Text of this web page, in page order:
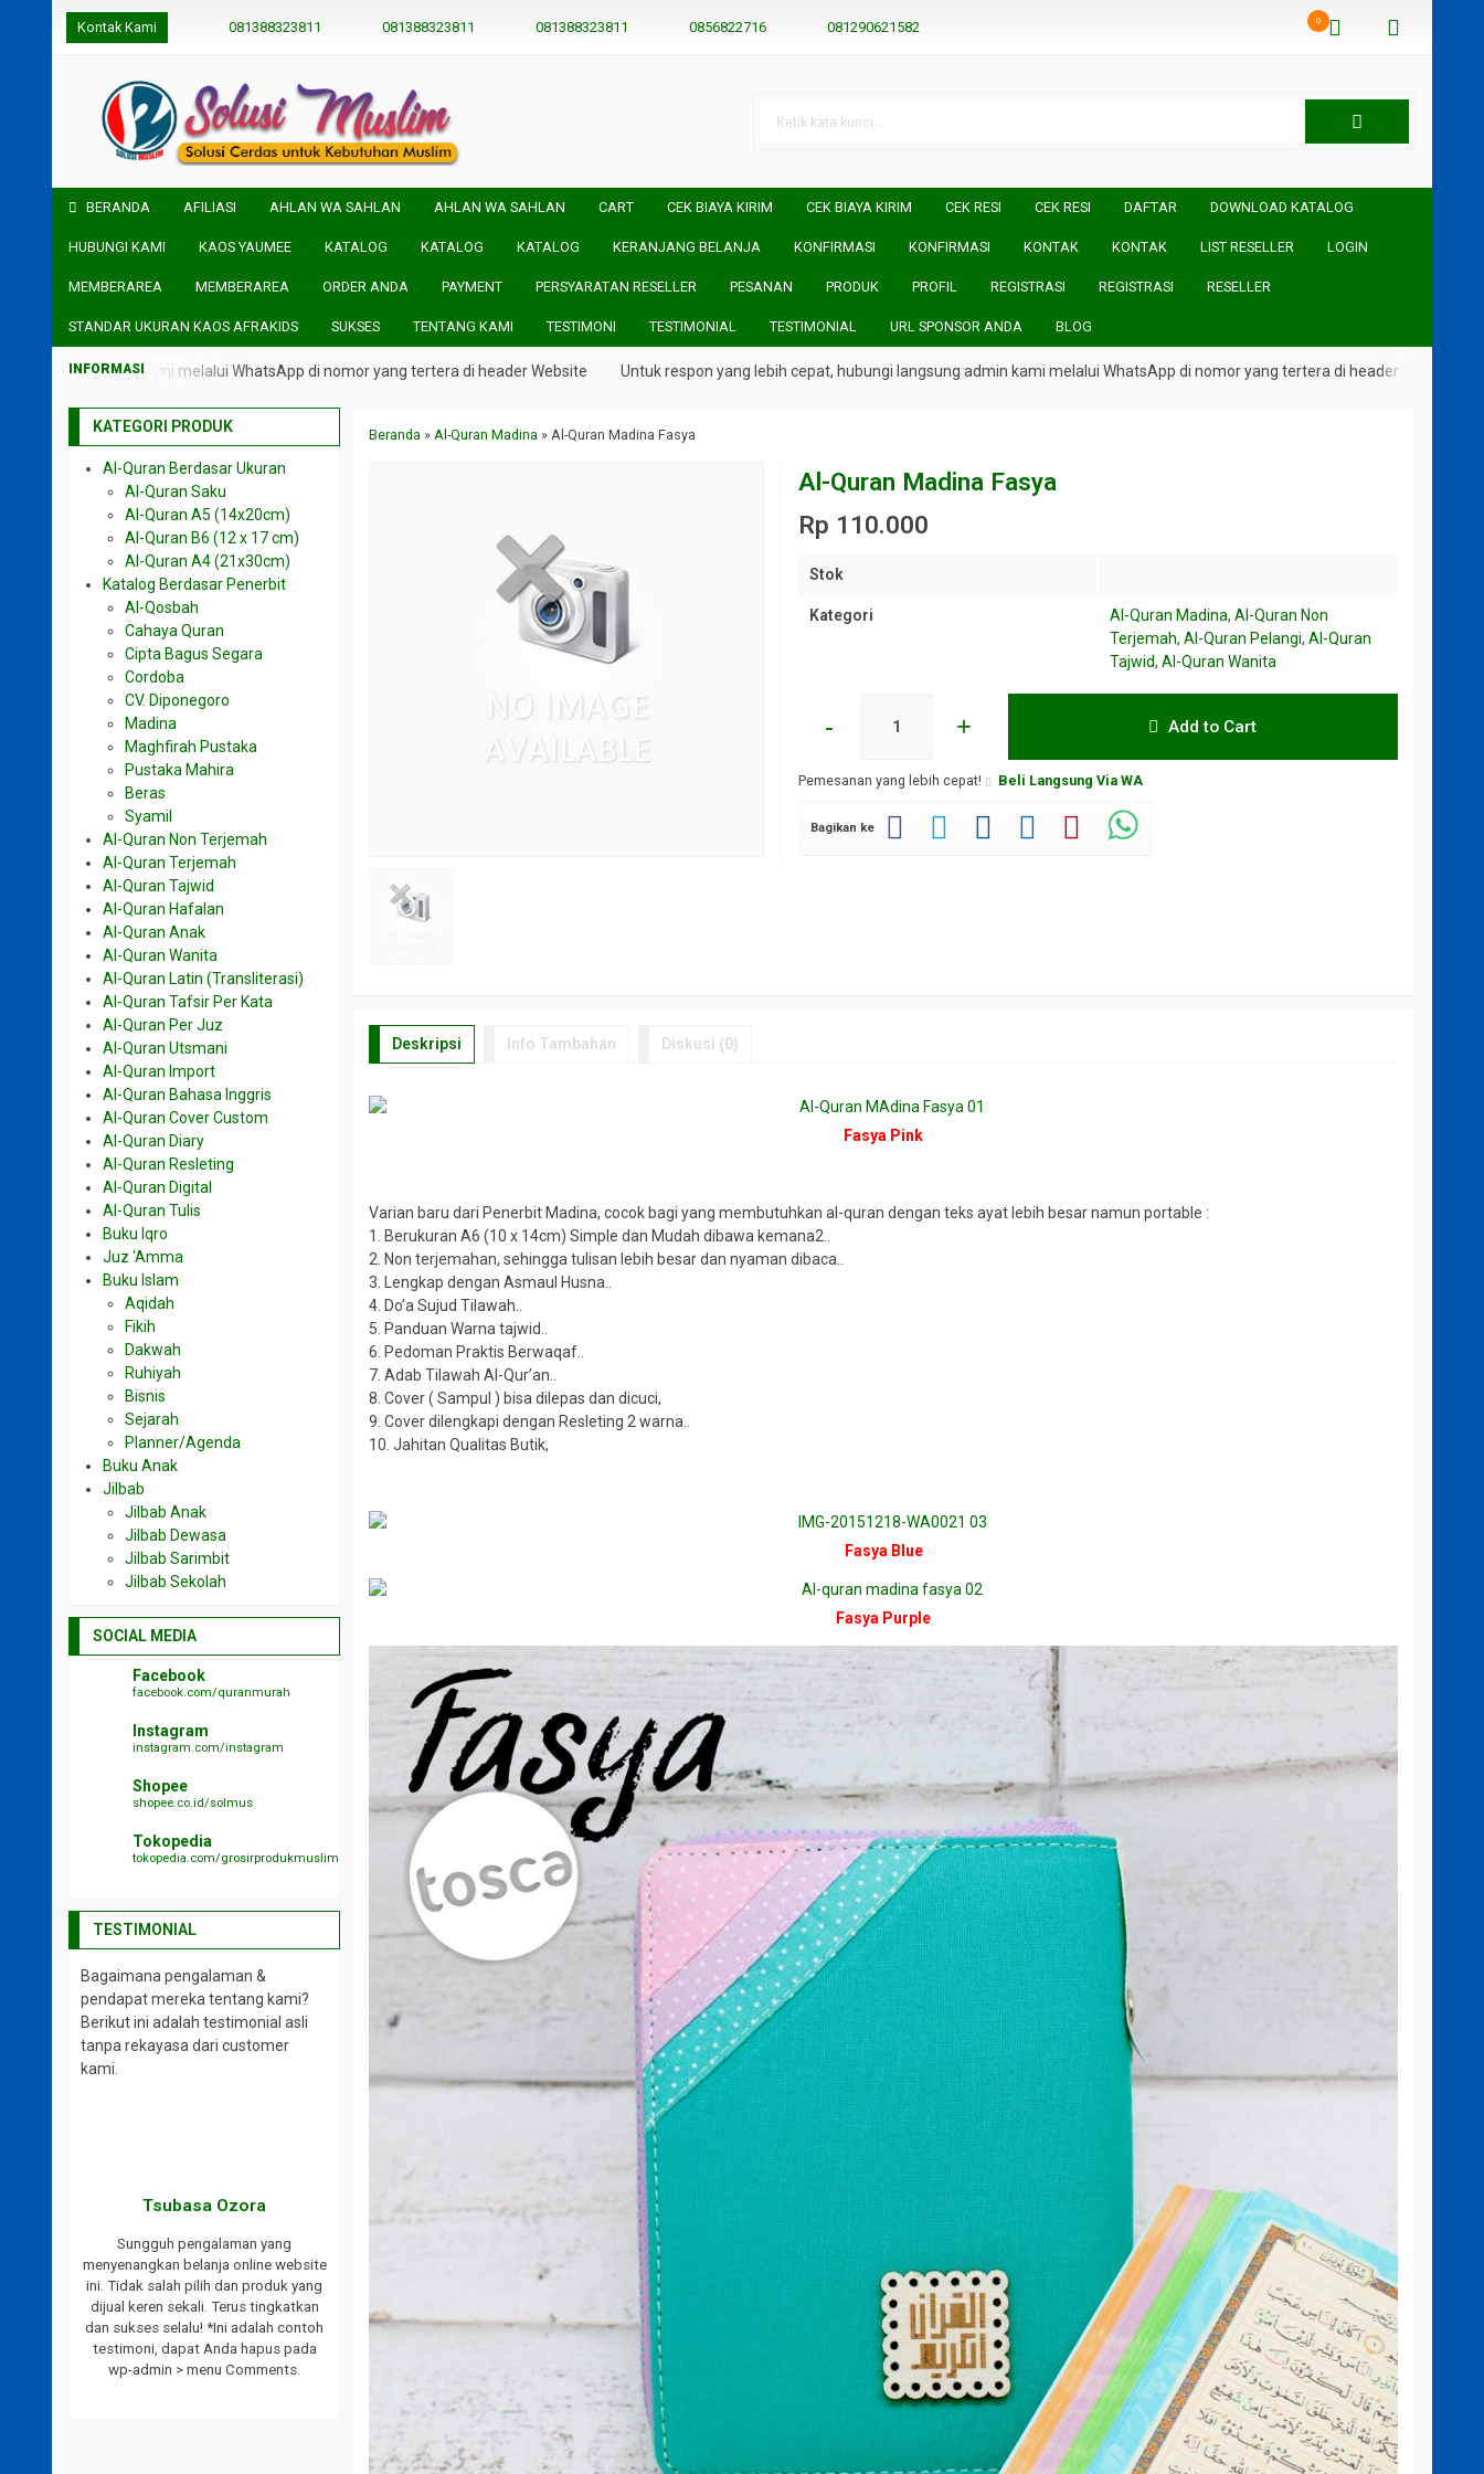
Kontak Kami 081388323811 081388323811 081388323811 0856822716 081290621582 0
BERANDA AFILIASI AHLAN WA SAHLAN AHLAN WA SAHLAN CART CEK BIAYA KIRIM CEK BIAYA KIRIM CEK RESI CEK RESI DAFTAR DOWNLOAD KATALOG
HUBUNGI KAMI KAOS YAUMEE KATALOG KATALOG KATALOG KERANJANG BELANJA KONFIRMASI KONFIRMASI KONTAK KONTAK LIST RESELLER LOGIN
MEMBERAREA MEMBERAREA ORDER ANDA PAYMENT PERSYARATAN RESELLER PESANAN PRODUK PROFIL REGISTRASI REGISTRASI RESELLER
STANDAR UKURAN KAOS AFRAKIDS SUKSES TENTANG KAMI TESTIMONI TESTIMONIAL TESTIMONIAL URL SPONSOR ANDA BLOG
admin kami melalui WhatsApp di nomor yang tertera di header Website Untuk respon yang lebih cepat, hubungi langsung admin kami melalui WhatsApp di nomor yang tertera di header Website
Beranda »Al-Quran Madina »Al-Quran Madina Fasya
Al-Quran Madina Fasya
Rp 110.000
Stok
Kategori Al-Quran Madina, Al-Quran Non
Terjemah, Al-Quran Pelangi, Al-Quran
Tajwid, Al-Quran Wanita
- + Add to Cart
Pemesanan yang lebih cepat! Beli Langsung Via WA
Bagikan ke
Deskripsi Info Tambahan Diskusi (0)
Fasya Pink
Varian baru dari Penerbit Madina, cocok bagi yang membutuhkan al-quran dengan teks ayat lebih besar namun portable :
1. Berukuran A6 (10 x 14cm) Simple dan Mudah dibawa kemana2..
2. Non terjemahan, sehingga tulisan lebih besar dan nyaman dibaca..
3. Lengkap dengan Asmaul Husna..
4. Do’a Sujud Tilawah..
5. Panduan Warna tajwid..
6. Pedoman Praktis Berwaqaf..
7. Adab Tilawah Al-Qur’an..
8. Cover ( Sampul ) bisa dilepas dan dicuci,
9. Cover dilengkapi dengan Resleting 2 warna..
10. Jahitan Qualitas Butik,
Fasya Blue
Fasya Purple
KATEGORI PRODUK
Al-Quran Berdasar Ukuran
Al-Quran Saku
Al-Quran A5 (14x20cm)
Al-Quran B6 (12 x 17 cm)
Al-Quran A4 (21x30cm)
Katalog Berdasar Penerbit
Al-Qosbah
Cahaya Quran
Cipta Bagus Segara
Cordoba
CV. Diponegoro
Madina
Maghfirah Pustaka
Pustaka Mahira
Beras
Syamil
Al-Quran Non Terjemah
Al-Quran Terjemah
Al-Quran Tajwid
Al-Quran Hafalan
Al-Quran Anak
Al-Quran Wanita
Al-Quran Latin (Transliterasi)
Al-Quran Tafsir Per Kata
Al-Quran Per Juz
Al-Quran Utsmani
Al-Quran Import
Al-Quran Bahasa Inggris
Al-Quran Cover Custom
Al-Quran Diary
Al-Quran Resleting
Al-Quran Digital
Al-Quran Tulis
Buku Iqro
Juz ‘Amma
Buku Islam
Aqidah
Fikih
Dakwah
Ruhiyah
Bisnis
Sejarah
Planner/Agenda
Buku Anak
Jilbab
Jilbab Anak
Jilbab Dewasa
Jilbab Sarimbit
Jilbab Sekolah
SOCIAL MEDIA
Facebook
facebook.com/quranmurah
Instagram
instagram.com/instagram
Shopee
shopee.co.id/solmus
Tokopedia
tokopedia.com/grosirprodukmuslim
TESTIMONIAL
Bagaimana pengalaman &
pendapat mereka tentang kami?
Berikut ini adalah testimonial asli
tanpa rekayasa dari customer
kami.
Tsubasa Ozora
Sungguh pengalaman yang
menyenangkan belanja online website
ini. Tidak salah pilih dan produk yang
dijual keren sekali. Terus tingkatkan
dan sukses selalu! *Ini adalah contoh
testimoni, dapat Anda hapus pada
wp-admin > menu Comments.